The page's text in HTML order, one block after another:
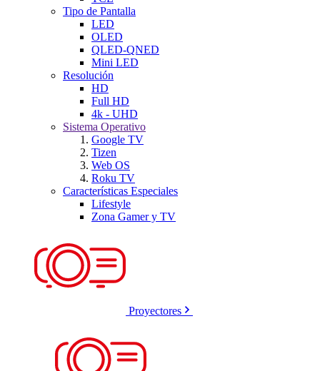
Tipo de Pantalla
LED
OLED
QLED-QNED
Mini LED
Resolución
HD
Full HD
4k - UHD
Sistema Operativo
Google TV
Tizen
Web OS
Roku TV
Características Especiales
Lifestyle
Zona Gamer y TV
Proyectores